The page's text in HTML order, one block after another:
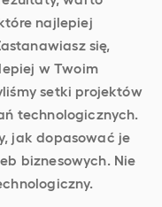
najlepiej
się,
w Twoim
setki projektów
technologicznych.
jak dopasować je
biznesowych. Nie